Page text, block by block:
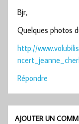
Bjr,
Quelques photos
http://
Répondre
AJOUTER UN